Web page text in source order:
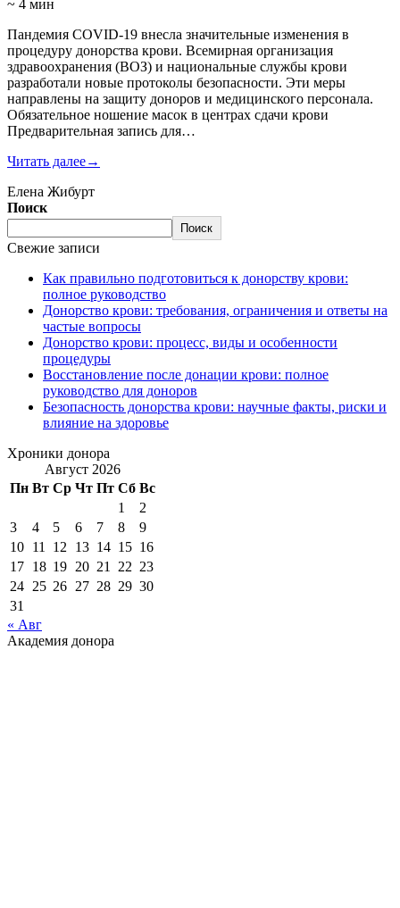
~ 4 мин
Пандемия COVID-19 внесла значительные изменения в
процедуру донорства крови. Всемирная организация
здравоохранения (ВОЗ) и национальные службы крови
разработали новые протоколы безопасности. Эти меры
направлены на защиту доноров и медицинского персонала.
Обязательное ношение масок в центрах сдачи крови
Предварительная запись для…
Читать далее→
Елена Жибурт
Поиск
Поиск
Свежие записи
Как правильно подготовиться к донорству крови:
полное руководство
Донорство крови: требования, ограничения и ответы на
частые вопросы
Донорство крови: процесс, виды и особенности
процедуры
Восстановление после донации крови: полное
руководство для доноров
Безопасность донорства крови: научные факты, риски и
влияние на здоровье
Хроники донора
Август 2026
Пн Вт Ср Чт Пт Сб Вс
1
2
3
4 5 6 7 8
9
10 11 12 13 14 15 16
17 18 19 20 21 22 23
24 25 26 27 28 29 30
31
« Авг
Академия донора